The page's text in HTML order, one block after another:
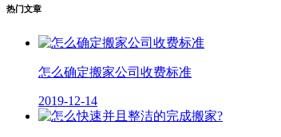
热门文章
怎么确定搬家公司收费标准
2019-12-14